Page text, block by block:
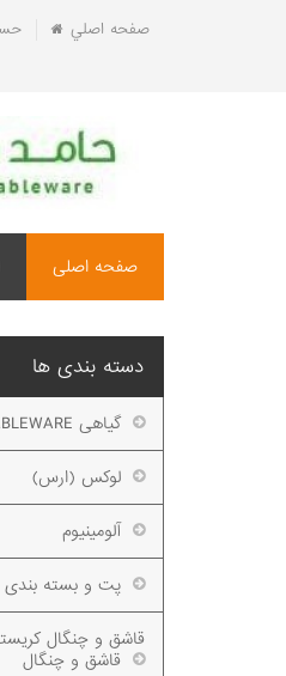
صفحه اصلي
صفحه اصلی
دسته بندی ها
گیاهی BIO-BASED TABLEWARE
لوکس (ارس)
آلومینیوم
پت و بسته بندی
قاشق و چنگال
قاشق و چنگال